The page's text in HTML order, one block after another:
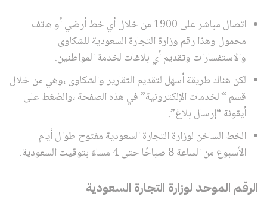
اتصال مباشر على 1900 من خلال أي خط أرضي أو هاتف
محمول وهذا رقم وزارة التجارة السعودية للشكاوى
والاستفسارات وتقديم أي بلاغات لخدمة المواطنين.
لكن هناك طريقة أسهل لتقديم التقارير والشكاوى ،وهي من خلال
قسم “الخدمات الإلكترونية” في هذه الصفحة ،والضغط على
أيقونة “إرسال بلاغ”.
الخط الساخن لوزارة التجارة السعودية مفتوح طوال أيام
الأسبوع من الساعة 8 صباحًا حتى 4 مساءً بتوقيت السعودية.
الرقم الموحد لوزارة التجارة السعودية